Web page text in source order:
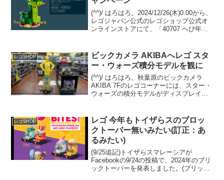
(^^)/ はろはろ。2024/12/26(木)0:00から、
レゴジャパン公式のレゴショップ公式オ
ンラインストアにて、「40707 へび年」
(税込)以上購入が...
レゴSHOP
ビックカメラ AKIBAへレゴ スタ
ー・ウォーズ積分モデルを観に
(^^)/ はろはろ。秋葉原のビックカメラ
AKIBA 7Fのレゴコーナーには、スター・
ウォーズの積分モデルがディスプレイさ
リしたアニメ調の積分モデルではなく...
レゴSHOP
レゴ 今年もトイザらスのブロッ
クトーバー無いみたい(訂正：あ
るみたい)
(9/25追記)トイザらスマレーシアが
Facebookの9/24の投稿で、2024年のブリ
ックトーバーを発表しました。(ブリック